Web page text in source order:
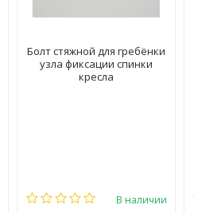
Болт стяжной для гребёнки
узла фиксации спинки
кресла
В наличии